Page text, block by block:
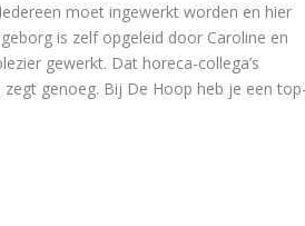
moet ingewerkt worden en hier
is zelf opgeleid door Caroline en
gewerkt. Dat horeca-collega’s
genoeg. Bij De Hoop heb je een